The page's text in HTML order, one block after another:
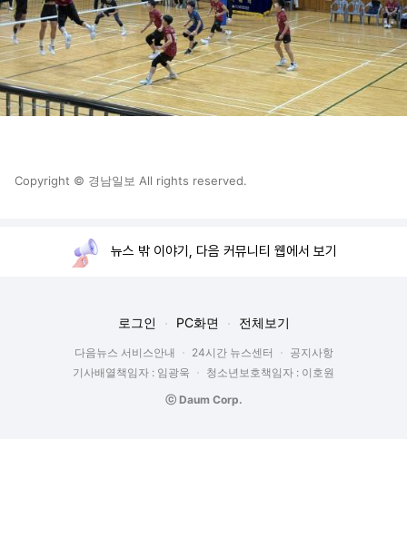
Copyright © 경남일보 All rights reserved.
뉴스 밖 이야기, 다음 커뮤니티 웹에서 보기
로그인 PC화면 전체보기
다음뉴스 서비스안내 24시간 뉴스센터
공지사항
기사배열책임자 : 임광욱
청소년보호책임자 : 이호원
ⓒ Daum Corp.